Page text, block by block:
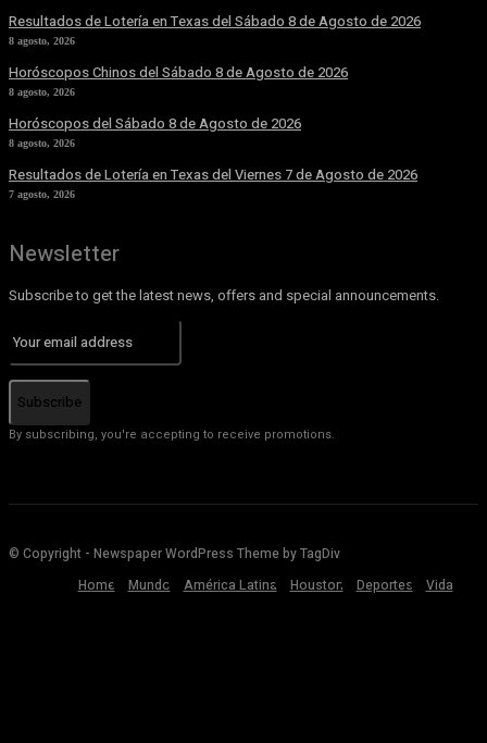
Resultados de Lotería en Texas del Sábado 8 de Agosto de 2026
8 agosto, 2026
Horóscopos Chinos del Sábado 8 de Agosto de 2026
8 agosto, 2026
Horóscopos del Sábado 8 de Agosto de 2026
8 agosto, 2026
Resultados de Lotería en Texas del Viernes 7 de Agosto de 2026
7 agosto, 2026
Newsletter
Subscribe to get the latest news, offers and special announcements.
Subscribe
By subscribing, you're accepting to receive promotions.
© Copyright - Newspaper WordPress Theme by TagDiv
Home
Mundo América Latina Houston Deportes Vida